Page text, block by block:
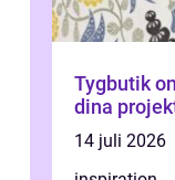
Tygbutik online så hittar
dina
14 juli 2026